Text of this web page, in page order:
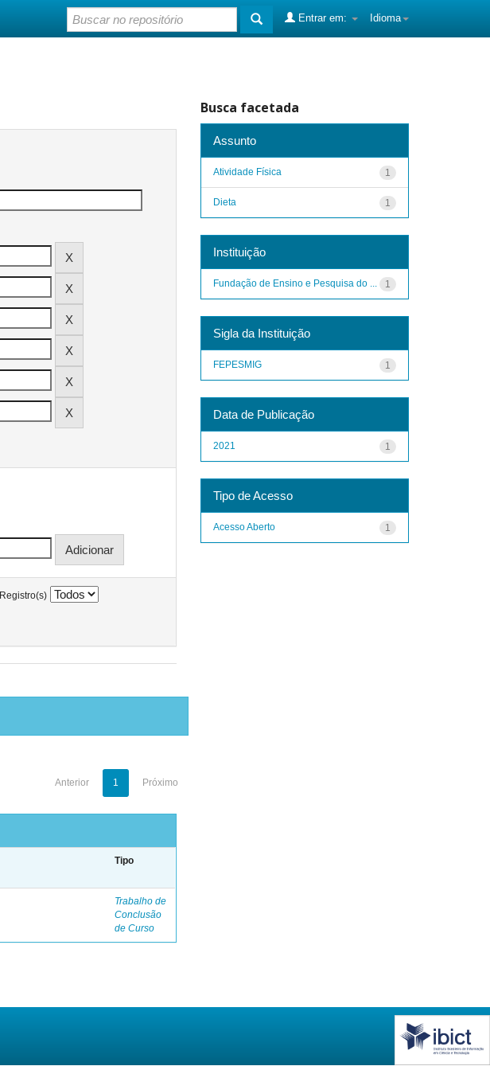
Idioma
Entrar em:
Registro(s)
Anterior 1 Próximo
Tipo
Trabalho de
Conclusão
de Curso
Busca facetada
Assunto
1
Atividade Física
1
Dieta
Instituição
1
Fundação de Ensino e Pesquisa do ...
Sigla da Instituição
1
FEPESMIG
Data de Publicação
1
2021
Tipo de Acesso
1
Acesso Aberto